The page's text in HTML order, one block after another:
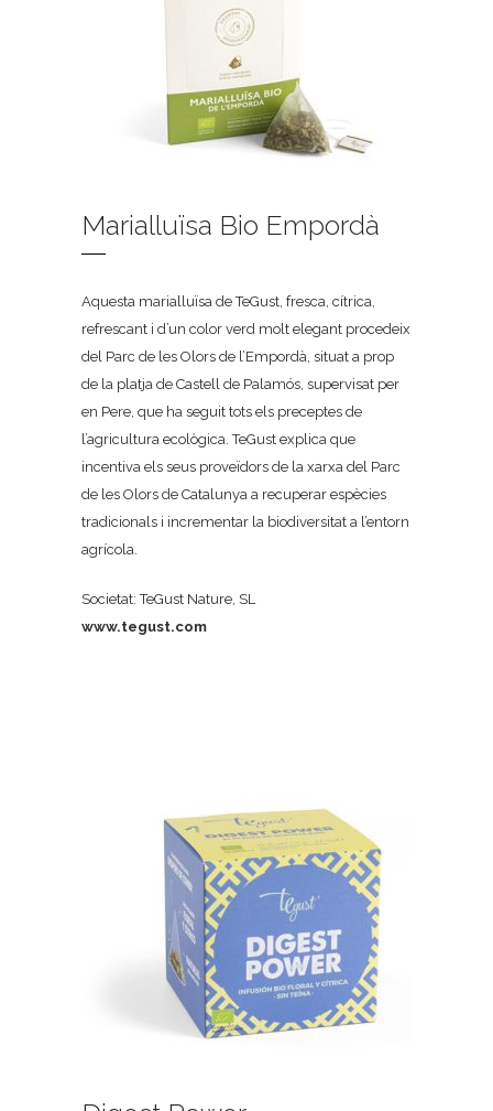
Marialluïsa Bio Empordà
Aquesta marialluïsa de TeGust, fresca, cítrica,
refrescant i d’un color verd molt elegant procedeix
del Parc de les Olors de l’Empordà, situat a prop
de la platja de Castell de Palamós, supervisat per
en Pere, que ha seguit tots els preceptes de
l’agricultura ecològica. TeGust explica que
incentiva els seus proveïdors de la xarxa del Parc
de les Olors de Catalunya a recuperar espècies
tradicionals i incrementar la biodiversitat a l’entorn
agrícola.
Societat: TeGust Nature, SL
www.tegust.com